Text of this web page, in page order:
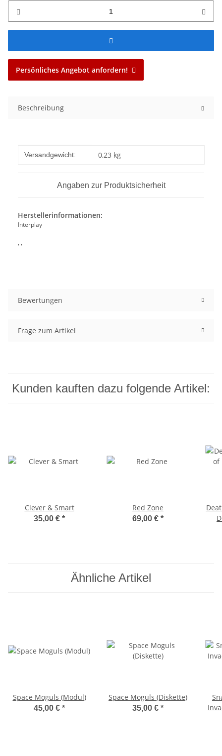
Persönliches Angebot anfordern!
Beschreibung
Produkteigenschaft
Wert
Versandgewicht: 0,23 kg
Angaben zur Produktsicherheit
Herstellerinformationen:
Interplay
, ,
Bewertungen
Frage zum Artikel
Kunden kauften dazu folgende Artikel:
Clever & Smart
35,00 € *
Red Zone
69,00 € *
Ähnliche Artikel
Space Moguls (Modul)
45,00 € *
Space Moguls (Diskette)
35,00 € *